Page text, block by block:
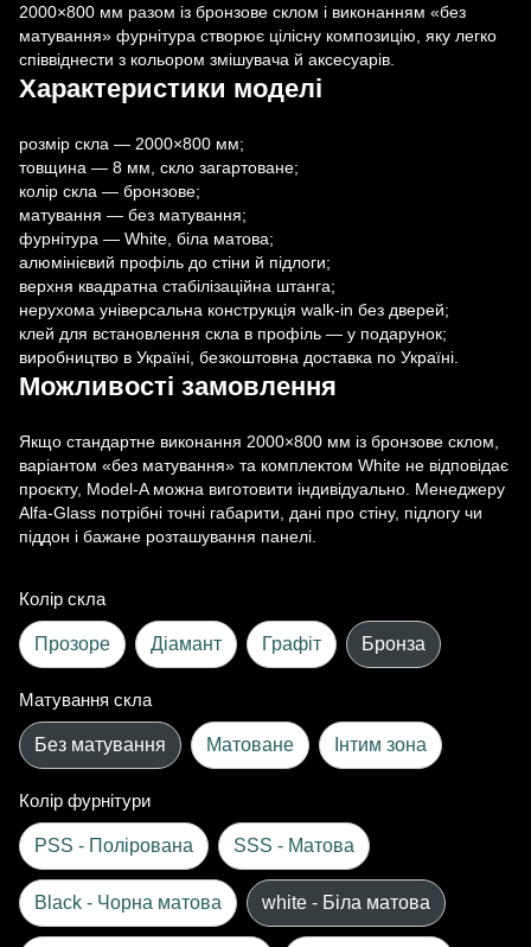
2000×800 мм разом із бронзове склом і виконанням «без
матування» фурнітура створює цілісну композицію, яку легко
співвіднести з кольором змішувача й аксесуарів.
Характеристики моделі
розмір скла — 2000×800 мм;
товщина — 8 мм, скло загартоване;
колір скла — бронзове;
матування — без матування;
фурнітура — White, біла матова;
алюмінієвий профіль до стіни й підлоги;
верхня квадратна стабілізаційна штанга;
нерухома універсальна конструкція walk-in без дверей;
клей для встановлення скла в профіль — у подарунок;
виробництво в Україні, безкоштовна доставка по Україні.
Можливості замовлення
Якщо стандартне виконання 2000×800 мм із бронзове склом,
варіантом «без матування» та комплектом White не відповідає
проєкту, Model-A можна виготовити індивідуально. Менеджеру
Alfa-Glass потрібні точні габарити, дані про стіну, підлогу чи
піддон і бажане розташування панелі.
Колір скла
Прозоре Діамант Графіт Бронза
Матування скла
Без матування Матоване Інтим зона
Колір фурнітури
PSS - Полірована SSS - Матова
Black - Чорна матова white - Біла матова